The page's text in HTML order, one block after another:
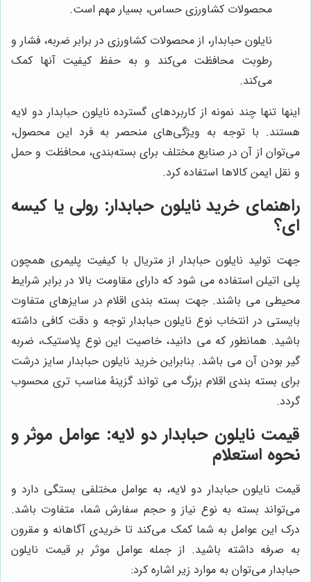
محصولات کشاورزی حساس، بسیار مهم است.
نایلون حبابدار، از محصولات کشاورزی در برابر ضربه، فشار و
رطوبت محافظت می‌کند و به حفظ کیفیت آنها کمک
می‌کند.
اینها تنها چند نمونه از کاربردهای گسترده نایلون حبابدار دو لایه
هستند. با توجه به ویژگی‌های منحصر به فرد این محصول،
می‌توان از آن در صنایع مختلف برای بسته‌بندی، محافظت و حمل
و نقل ایمن کالاها استفاده کرد.
راهنمای خرید نایلون حبابدار: رولی یا کیسه
ای؟
جهت تولید نایلون حبابدار از متریال با کیفیت پلیمری همچون
پلی اتیلن استفاده می شود که دارای مقاومت بالا در برابر شرایط
محیطی می باشند. جهت بسته بندی اقلام در سایزهای متفاوت
بایستی در انتخاب نوع نایلون حبابدار توجه و دقت کافی داشته
باشید. همانطور که می دانید، خاصیت این نوع پلاستیک، ضربه
گیر بودن آن می باشد. بنابراین خرید نایلون حبابدار سایز درشت
برای بسته بندی اقلام بزرگ می تواند گزینۀ مناسب تری محسوب
گردد.
قیمت نایلون حبابدار دو لایه: عوامل موثر و
نحوه استعلام
قیمت نایلون حبابدار دو لایه، به عوامل مختلفی بستگی دارد و
می‌تواند بسته به نوع نیاز و حجم سفارش شما، متفاوت باشد.
درک این عوامل به شما کمک می‌کند تا خریدی آگاهانه و مقرون
به صرفه داشته باشید. از جمله عوامل موثر بر قیمت نایلون
حبابدار می‌توان به موارد زیر اشاره کرد: